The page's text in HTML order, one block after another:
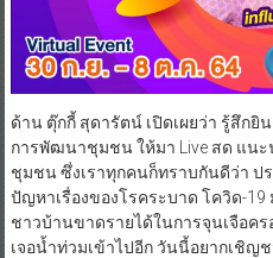
ด้าน ตุ๊กกี้ สุดารัตน์ เปิดเผยว่า รู้สึกยิ
การพัฒนาชุมชน ให้มา Live สด แ
ชุมชน ซึ่งเราทุกคนก็ทราบกันดีว่า ป
ปัญหาเรื่องของโรคระบาด โควิด-
ชาวบ้านขาดรายได้ในการจุนเจือค
เจอน้ำท่วมเข้าไปอีก วันนี้อยากเชิญ